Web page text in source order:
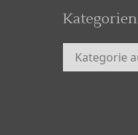
Kategorien
Kategorien